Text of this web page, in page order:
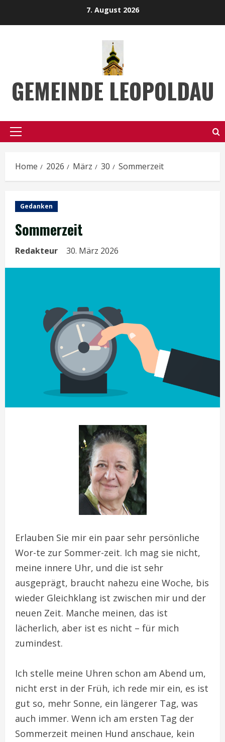
7. August 2026
GEMEINDE LEOPOLDAU
Primary
Home 2026 März 30 Sommerzeit
Gedanken
Sommerzeit
Redakteur 30. März 2026
Erlauben Sie mir ein paar sehr persönliche
Wor-te zur Sommer-zeit. Ich mag sie nicht,
meine innere Uhr, und die ist sehr
ausgeprägt, braucht nahezu eine Woche, bis
wieder Gleichklang ist zwischen mir und der
neuen Zeit. Manche meinen, das ist
lächerlich, aber ist es nicht – für mich
zumindest.
Ich stelle meine Uhren schon am Abend um,
nicht erst in der Früh, ich rede mir ein, es ist
gut so, mehr Sonne, ein längerer Tag, was
auch immer. Wenn ich am ersten Tag der
Sommerzeit meinen Hund anschaue, kein